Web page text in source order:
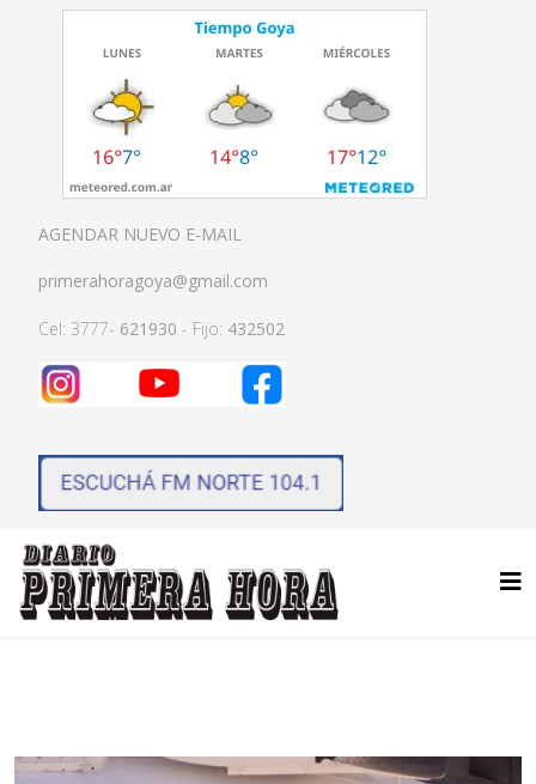
AGENDAR NUEVO E-MAIL
primerahoragoya@gmail.com
Cel: 3777- 621930 - Fijo: 432502